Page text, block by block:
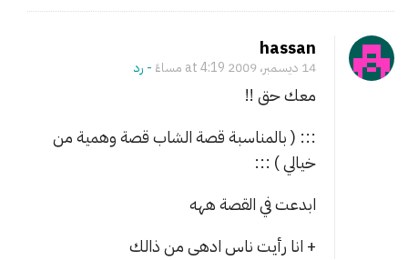
ت
ع
و
ع
ل
ي
ة
ا
hassan
14 ديسمبر، 2009 at 4:19 مساءً - ‎رد
معك حق !!
::: ( بالمناسبة قصة الشاب قصة وهمية من
خيالي ) :::
ابدعت في القصة ههه
+ انا رأيت ناس ادهى من ذالك